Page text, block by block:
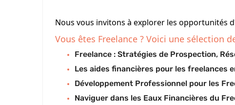
Nous vous invitons à explorer les opportunités
Vous êtes Freelance ? Voici une sélection
Freelance : Stratégies de Prospection,
Les aides financières pour les freelances
Développement Professionnel pour les
Naviguer dans les Eaux Financières du